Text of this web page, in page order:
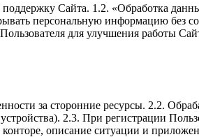
Сайта. 1.2. «Обработка
персональную информацию без
для улучшения работы
за сторонние ресурсы. 2.2.
2.3. При регистрации
описание ситуации и